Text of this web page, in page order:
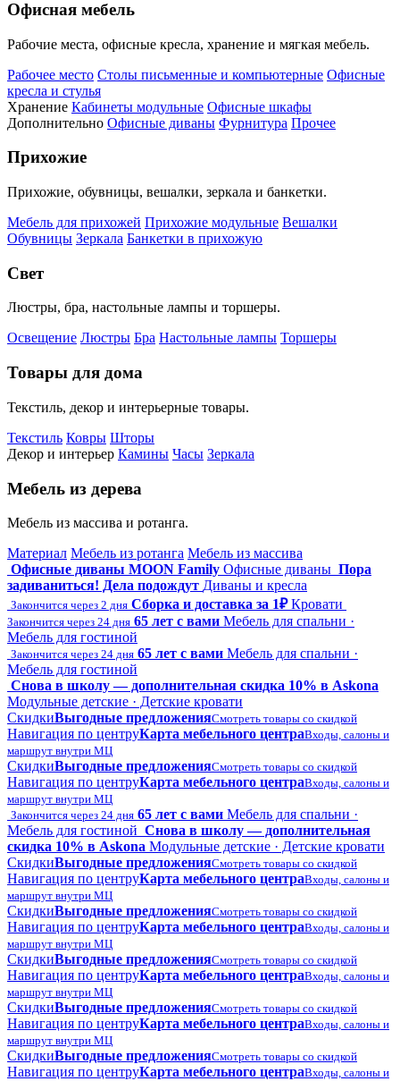
Офисная мебель
Рабочие места, офисные кресла, хранение и мягкая мебель.
Рабочее место Столы письменные и компьютерные Офисные
кресла и стулья
Хранение Кабинеты модульные Офисные шкафы
Дополнительно Офисные диваны Фурнитура Прочее
Прихожие
Прихожие, обувницы, вешалки, зеркала и банкетки.
Мебель для прихожей Прихожие модульные Вешалки
Обувницы Зеркала Банкетки в прихожую
Свет
Люстры, бра, настольные лампы и торшеры.
Освещение Люстры Бра Настольные лампы Торшеры
Товары для дома
Текстиль, декор и интерьерные товары.
Текстиль Ковры Шторы
Декор и интерьер Камины Часы Зеркала
Мебель из дерева
Мебель из массива и ротанга.
Материал Мебель из ротанга Мебель из массива
Офисные диваны MOON Family Офисные диваны Пора
задиваниться! Дела подождут Диваны и кресла
Закончится через 2 дня Сборка и доставка за 1₽ Кровати
Закончится через 24 дня 65 лет с вами Мебель для спальни ·
Мебель для гостиной
Закончится через 24 дня 65 лет с вами Мебель для спальни ·
Мебель для гостиной
Снова в школу — дополнительная скидка 10% в Askona
Модульные детские · Детские кровати
СкидкиВыгодные предложенияСмотреть товары со скидкой
Навигация по центруКарта мебельного центраВходы, салоны и
маршрут внутри МЦ
СкидкиВыгодные предложенияСмотреть товары со скидкой
Навигация по центруКарта мебельного центраВходы, салоны и
маршрут внутри МЦ
Закончится через 24 дня 65 лет с вами Мебель для спальни ·
Мебель для гостиной Снова в школу — дополнительная
скидка 10% в Askona Модульные детские · Детские кровати
СкидкиВыгодные предложенияСмотреть товары со скидкой
Навигация по центруКарта мебельного центраВходы, салоны и
маршрут внутри МЦ
СкидкиВыгодные предложенияСмотреть товары со скидкой
Навигация по центруКарта мебельного центраВходы, салоны и
маршрут внутри МЦ
СкидкиВыгодные предложенияСмотреть товары со скидкой
Навигация по центруКарта мебельного центраВходы, салоны и
маршрут внутри МЦ
СкидкиВыгодные предложенияСмотреть товары со скидкой
Навигация по центруКарта мебельного центраВходы, салоны и
маршрут внутри МЦ
СкидкиВыгодные предложенияСмотреть товары со скидкой
Навигация по центруКарта мебельного центраВходы, салоны и